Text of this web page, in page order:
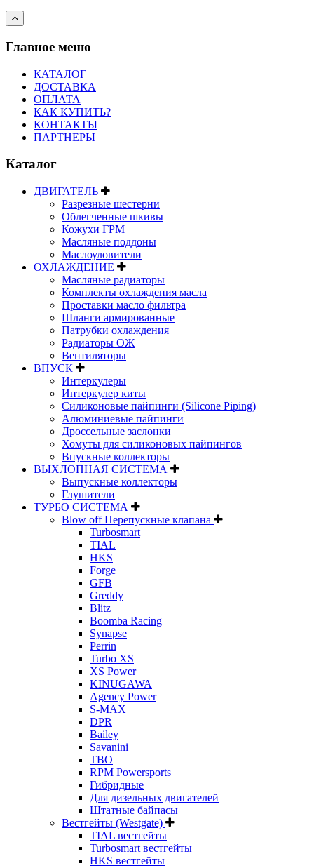
Главное меню
КАТАЛОГ
ДОСТАВКА
ОПЛАТА
КАК КУПИТЬ?
КОНТАКТЫ
ПАРТНЕРЫ
Каталог
ДВИГАТЕЛЬ
Разрезные шестерни
Облегченные шкивы
Кожухи ГРМ
Масляные поддоны
Маслоуловители
ОХЛАЖДЕНИЕ
Масляные радиаторы
Комплекты охлаждения масла
Проставки масло фильтра
Шланги армированные
Патрубки охлаждения
Радиаторы ОЖ
Вентиляторы
ВПУСК
Интеркулеры
Интеркулер киты
Силиконовые пайпинги (Silicone Piping)
Алюминиевые пайпинги
Дроссельные заслонки
Хомуты для силиконовых пайпингов
Впускные коллекторы
ВЫХЛОПНАЯ СИСТЕМА
Выпускные коллекторы
Глушители
ТУРБО СИСТЕМА
Blow off Перепускные клапана
Turbosmart
TIAL
HKS
Forge
GFB
Greddy
Blitz
Boomba Racing
Synapse
Perrin
Turbo XS
XS Power
KINUGAWA
Agency Power
S-MAX
DPR
Bailey
Savanini
TBO
RPM Powersports
Гибридные
Для дизельных двигателей
Штатные байпасы
Вестгейты (Westgate)
TIAL вестгейты
Turbosmart вестгейты
HKS вестгейты